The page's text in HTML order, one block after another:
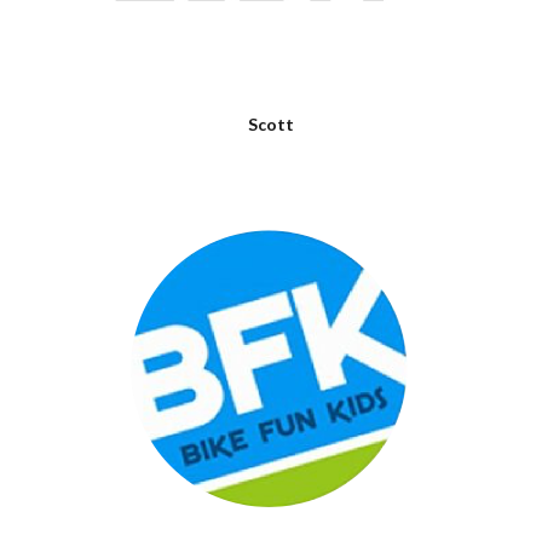
Scott